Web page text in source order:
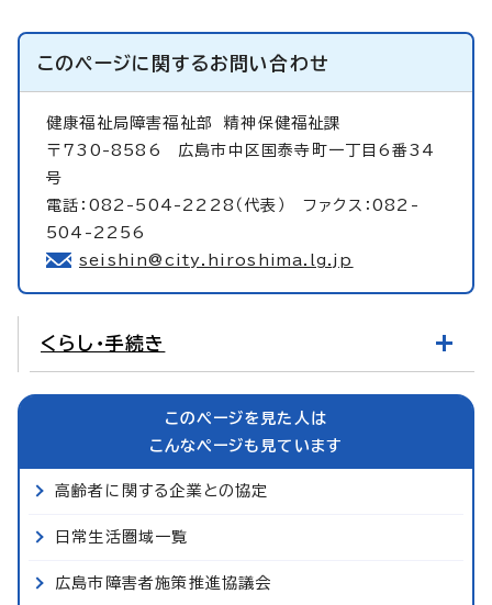
このページに関するお問い合わせ
健康福祉局障害福祉部精神保健福祉課
〒730-8586 広島市中区国泰寺町一丁目6番34
号
電話：082-504-2228（代表） ファクス：082-
504-2256
seishin@city.hiroshima.lg.jp
くらし・手続き
このページを見た人は
こんなページも見ています
高齢者に関する企業との協定
日常生活圏域一覧
広島市障害者施策推進協議会